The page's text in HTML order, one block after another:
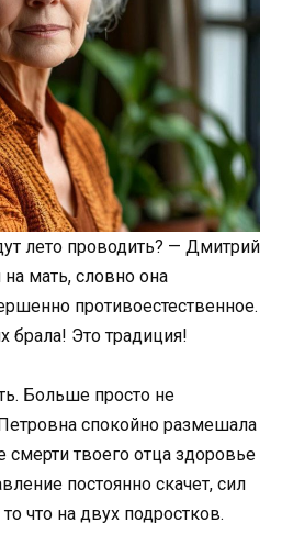
лето проводить? — Дмитрий
мать, словно она
противоестественное.
Это традиция!
Больше просто не
спокойно размешала
твоего отца здоровье
постоянно скачет, сил
что на двух подростков.